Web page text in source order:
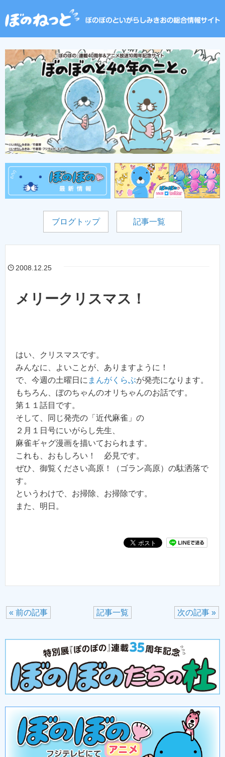
ブログトップ 記事一覧
2008.12.25
メリークリスマス！
はい、クリスマスです。
みんなに、よいことが、ありますように！
で、今週の土曜日に まんがくらぶが発売になります。
もちろん、ぼのちゃんのオリちゃんのお話です。
第１１話目です。
そして、同じ発売の「近代麻雀」の
２月１日号にいがらし先生、
麻雀ギャグ漫画を描いておられます。
これも、おもしろい！ 必見です。
ぜひ、御覧ください高原！（ゴラン高原）の駄洒落で
す。
というわけで、お掃除、お掃除です。
また、明日。
次の記事 »
記事一覧
« 前の記事